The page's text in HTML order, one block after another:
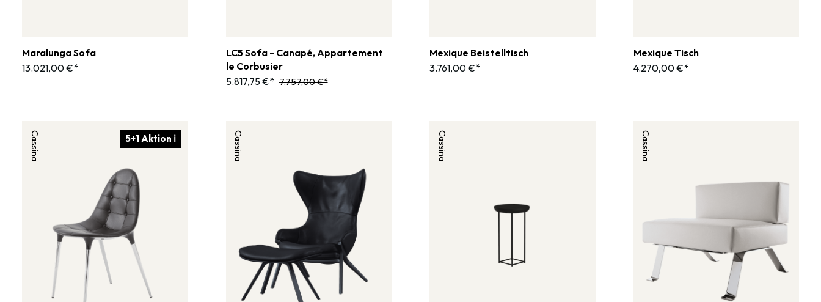
Maralunga Sofa
13.021,00 €*
LC5 Sofa - Canapé, Appartement
le Corbusier
5.817,75 €* 7.757,00 €*
Mexique Beistelltisch
3.761,00 €*
Mexique Tisch
4.270,00 €*
5+1 Aktion ℹ
Cassina Cassina Cassina Cassina